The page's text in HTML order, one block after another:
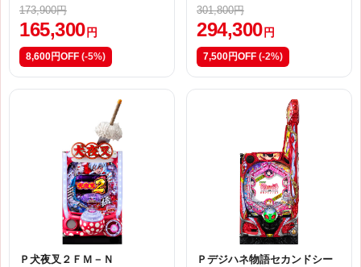
173,900円
165,300 円
8,600円OFF (-5%)
301,800円
294,300 円
7,500円OFF (-2%)
Ｐ犬夜叉２ＦＭ－Ｎ
Ｐデジハネ物語セカンドシー